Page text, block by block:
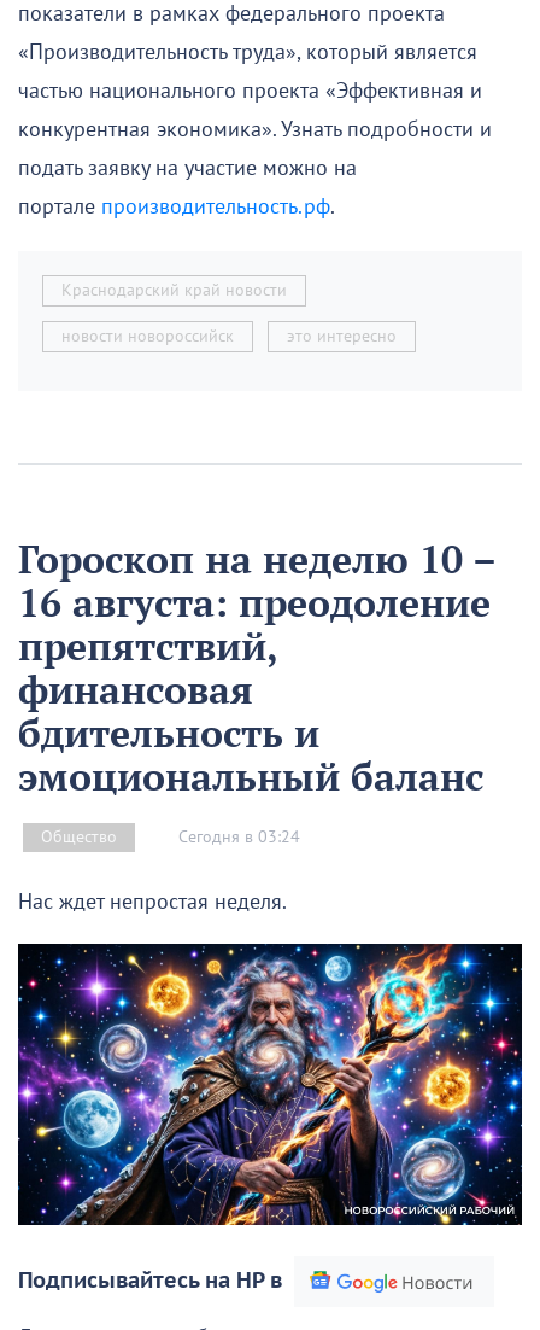
показатели в рамках федерального проекта
«Производительность труда», который является
частью национального проекта «Эффективная и
конкурентная экономика». Узнать подробности и
подать заявку на участие можно на
портале производительность.рф.
Краснодарский край новости
новости новороссийск это интересно
Гороскоп на неделю 10 –
16 августа: преодоление
препятствий,
финансовая
бдительность и
эмоциональный баланс
Общество Сегодня в 03:24
Нас ждет непростая неделя.
Подписывайтесь на НР в